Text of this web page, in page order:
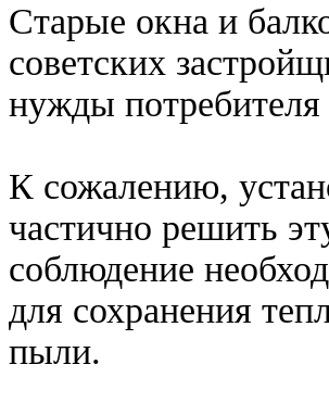
Старые окна и
советских
нужды потребителя
К сожалению,
частично решить
соблюдение
для сохранения
пыли.